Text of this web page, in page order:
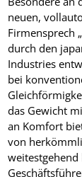
neuen,
Firmensprech
durch den
Industries
bei
das Gewicht
an Komfort
von
weitestgehend